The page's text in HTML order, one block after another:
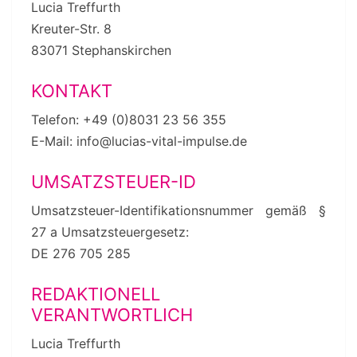
Lucia Treffurth
Kreuter-Str. 8
83071 Stephanskirchen
KONTAKT
Telefon: +49 (0)8031 23 56 355
E-Mail: info@lucias-vital-impulse.de
UMSATZSTEUER-ID
Umsatzsteuer-Identifikationsnummer gemäß §
27 a Umsatzsteuergesetz:
DE 276 705 285
REDAKTIONELL
VERANTWORTLICH
Lucia Treffurth